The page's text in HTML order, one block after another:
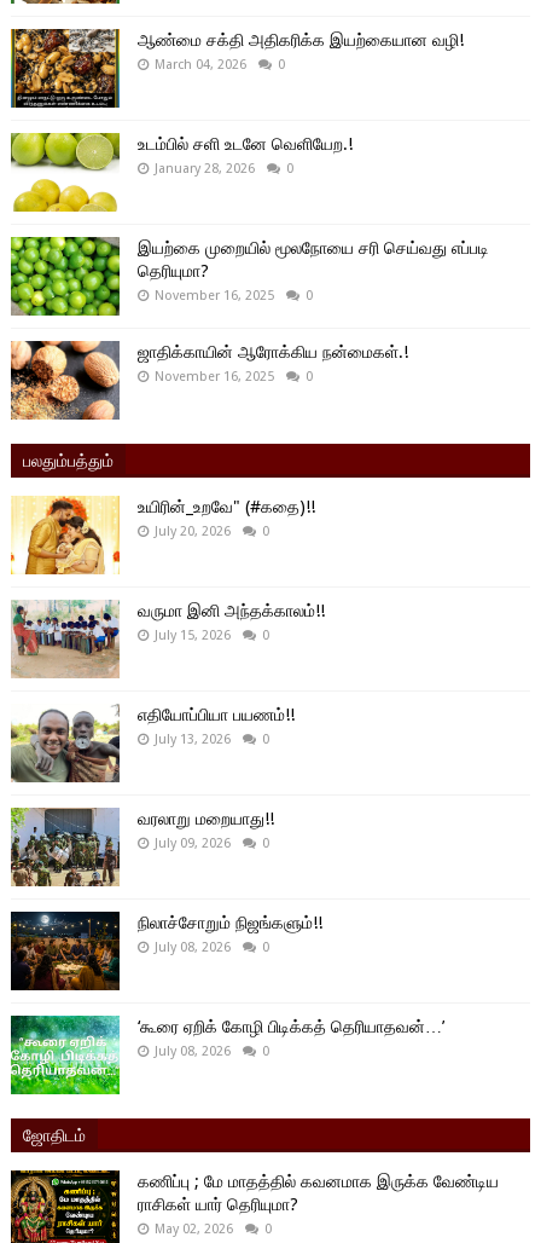
ஆண்மை சக்தி அதிகரிக்க இயற்கையான வழி!
March 04, 2026 0
உடம்பில் சளி உடனே வெளியேற.!
January 28, 2026 0
இயற்கை முறையில் மூலநோயை சரி செய்வது எப்படி
தெரியுமா?
November 16, 2025 0
ஜாதிக்காயின் ஆரோக்கிய நன்மைகள்.!
November 16, 2025 0
பலதும்பத்தும்
உயிரின்_உறவே" (#கதை)!!
July 20, 2026 0
வருமா இனி அந்தக்காலம்!!
July 15, 2026 0
எதியோப்பியா பயணம்!!
July 13, 2026 0
வரலாறு மறையாது!!
July 09, 2026 0
நிலாச்சோறும் நிஜங்களும்!!
July 08, 2026 0
‘கூரை ஏறிக் கோழி பிடிக்கத் தெரியாதவன்…’
July 08, 2026 0
ஜோதிடம்
கணிப்பு ; மே மாதத்தில் கவனமாக இருக்க வேண்டிய
ராசிகள் யார் தெரியுமா?
May 02, 2026 0